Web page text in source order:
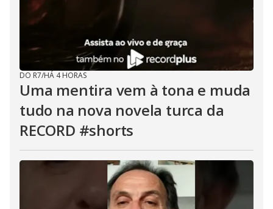
DO R7/HÁ 4 HORAS
Uma mentira vem à tona e muda
tudo na nova novela turca da
RECORD #shorts